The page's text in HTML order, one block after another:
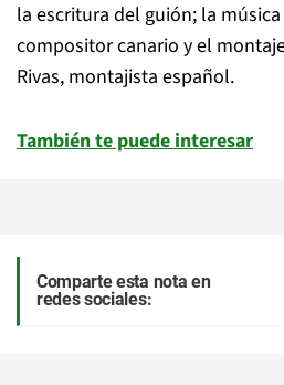
la escritura del guión; la
compositor canario y el
Rivas, montajista español.
También te puede interesar
Comparte esta nota en
redes sociales: